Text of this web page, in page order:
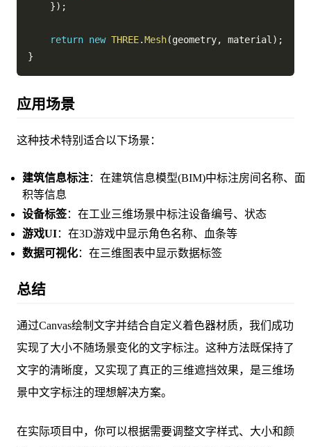
}) ;
return new THREE.Mesh(geometry, material) ;
}
应用场景
这种技术特别适合以下场景：
建筑信息标注：在建筑信息模型(BIM)中标注房间名称、面
积等信息
设备标签：在工业三维场景中标注设备编号、状态
游戏UI：在3D游戏中显示角色名称、血条等
数据可视化：在三维图表中显示数据标签
总结
通过Canvas绘制文字并结合自定义着色器材质，我们成功
实现了大小不随场景变化的文字标注。这种方法既保持了
文字的清晰度，又实现了真正的三维遮挡效果，是三维场
景中文字标注的理想解决方案。
在实际项目中，你可以根据需要调整文字样式、大小和颜